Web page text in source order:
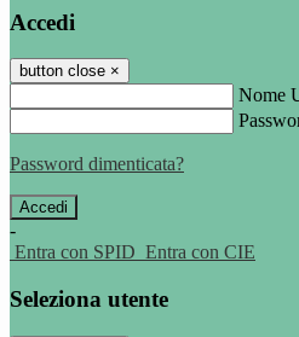
Accedi
button close ×
Nome
Password dimenticata?
-
Entra con SPID Entra con CIE
Seleziona utente